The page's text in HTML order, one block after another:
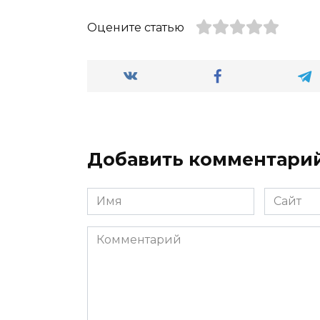
Оцените статью
Добавить
Имя
*
Сайт
Комментарий